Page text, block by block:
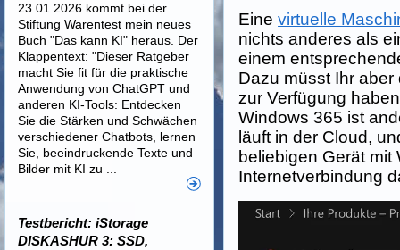
Einevirtuelle
nichts anderes als
einem
Dazu müsst Ihr
zur Verfügung
Windows 365 ist
läuft in der Cloud,
beliebigen Gerät
Internetverbindung
23.01.2026 kommt bei der
Stiftung Warentest mein neues
Buch "Das kann KI" heraus. Der
Klappentext: "Dieser Ratgeber
macht Sie fit für die praktische
Anwendung von ChatGPT und
anderen KI-Tools: Entdecken
Sie die Stärken und Schwächen
verschiedener Chatbots, lernen
Sie, beeindruckende Texte und
Bilder mit KI zu ...
Testbericht: iStorage
DISKASHUR 3: SSD,